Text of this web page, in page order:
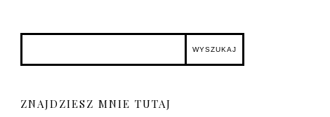
ZNAJDZIESZ MNIE TUTAJ